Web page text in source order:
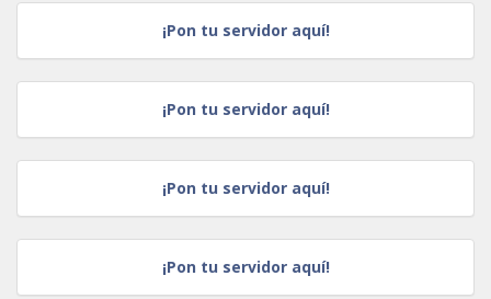
¡Pon tu servidor aquí!
¡Pon tu servidor aquí!
¡Pon tu servidor aquí!
¡Pon tu servidor aquí!